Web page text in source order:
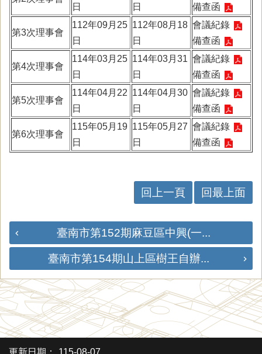
日
日
備查函
第3次理事會
112年09月25
日
112年08月18
日
會議紀錄
備查函
第4次理事會
114年03月25
日
114年03月31
日
會議紀錄
備查函
第5次理事會
114年04月22
日
114年04月30
日
會議紀錄
備查函
第6次理事會
115年05月19
日
115年05月27
日
會議紀錄
備查函
回上一頁 回最上面
臺南市第152期麻豆區中興(一...
臺南市第154期山上區樹王自辦...
更新日期： 115-08-07